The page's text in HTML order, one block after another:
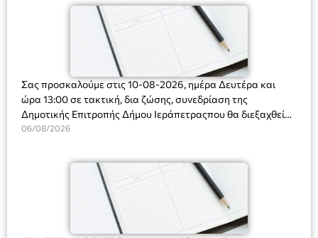
Σας προσκαλούμε στις 10-08-2026, ημέρα Δευτέρα και
ώρα 13:00 σε τακτική, δια ζώσης, συνεδρίαση της
Δημοτικής Επιτροπής Δήμου Ιεράπετραςπου θα διεξαχθεί
στο Δημοτικό Κατάστημα, Δημοκρατίας 31 στην αίθουσα
και λήψη αποφάσεων στα παρακάτω θέματα:
06/08/2026